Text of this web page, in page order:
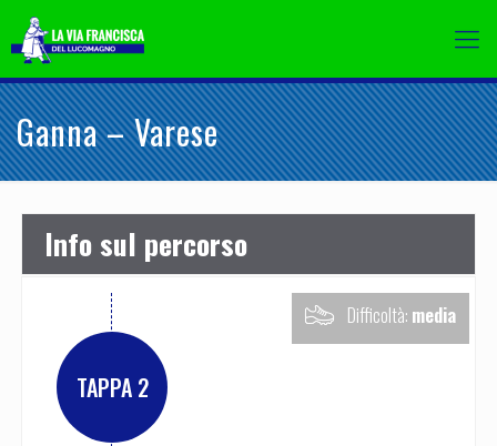
Ganna – Varese
Info sul percorso
TAPPA 2
Difficoltà: media